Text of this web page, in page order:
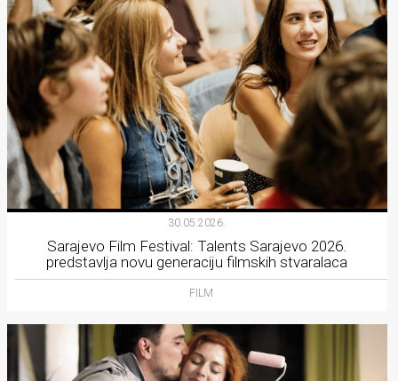
30.05.2026.
Sarajevo Film Festival: Talents Sarajevo 2026.
predstavlja novu generaciju filmskih stvaralaca
FILM